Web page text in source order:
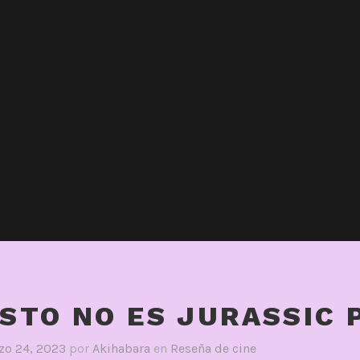
NO ES JURASSIC
24, 2023 por Akihabara en Reseña de cine